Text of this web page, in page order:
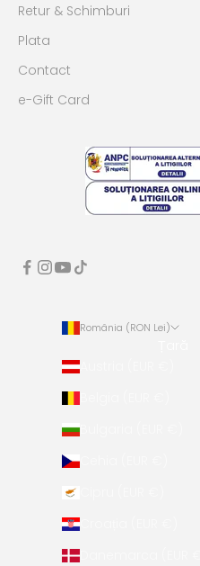
Retur & Schimburi
Plata
Contact
e-Gift Card
România (RON Lei)
Austria (EUR €)
Bulgaria (EUR €)
Cehia (EUR €)
Croația (EUR €)
Danemarca (EUR €)